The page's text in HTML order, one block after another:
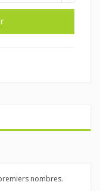
nombres.